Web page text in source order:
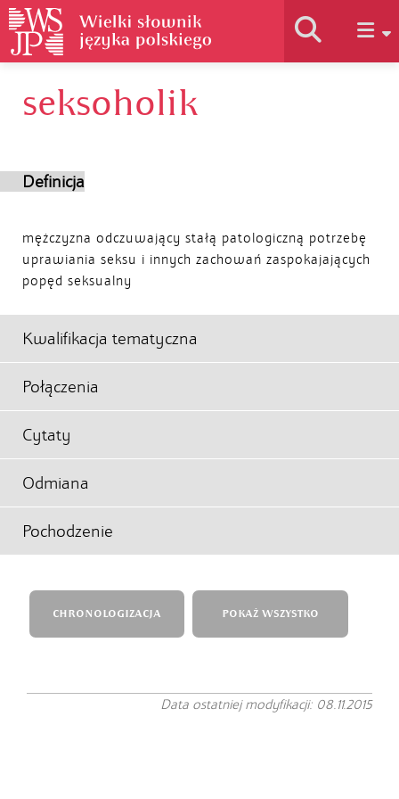
Historia słownika
seksoholik
Definicja
mężczyzna odczuwający stałą patologiczną potrzebę
uprawiania seksu i innych zachowań zaspokajających
popęd seksualny
Kwalifikacja tematyczna
Połączenia
Cytaty
Odmiana
Pochodzenie
CHRONOLOGIZACJA POKAŻ WSZYSTKO
Data ostatniej modyfikacji: 08.11.2015